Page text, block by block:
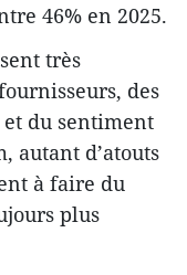
46% en 2025.
très
des
du sentiment
autant d’atouts
à faire du
plus